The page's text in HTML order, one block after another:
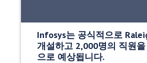
Infosys는 공식적으로
개설하고 2,000명의 직원
으로 예상됩니다.